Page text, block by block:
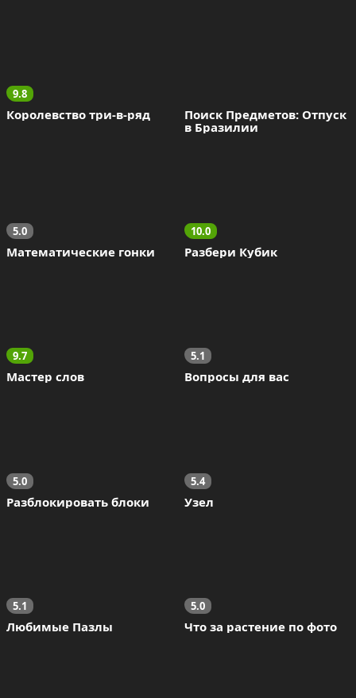
9.8
Королевство три-в-ряд
Поиск Предметов: Отпуск
в Бразилии
5.0
Математические гонки
10.0
Разбери Кубик
9.7
Мастер слов
5.1
Вопросы для вас
5.0
Разблокировать блоки
5.4
Узел
5.1
Любимые Пазлы
5.0
Что за растение по фото